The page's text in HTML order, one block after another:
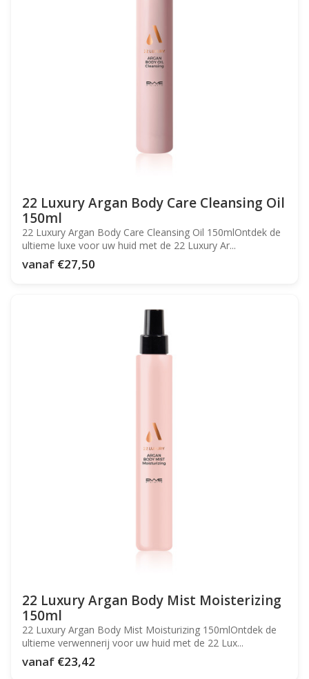
22 Luxury Argan Body Care Cleansing Oil
150ml
22 Luxury Argan Body Care Cleansing Oil 150mlOntdek de
ultieme luxe voor uw huid met de 22 Luxury Ar...
vanaf €27,50
22 Luxury Argan Body Mist Moisterizing
150ml
22 Luxury Argan Body Mist Moisturizing 150mlOntdek de
ultieme verwennerij voor uw huid met de 22 Lux...
vanaf €23,42